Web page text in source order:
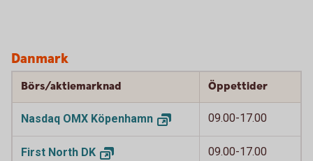
Danmark
Börs/aktiemarknad Öppettider
Nasdaq OMX Köpenhamn 09.00-17.00
First North DK 09.00-17.00